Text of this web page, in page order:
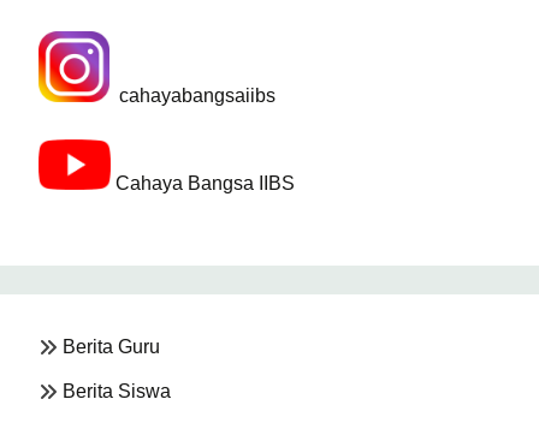
cahayabangsaiibs
Cahaya Bangsa IIBS
Berita Guru
Berita Siswa